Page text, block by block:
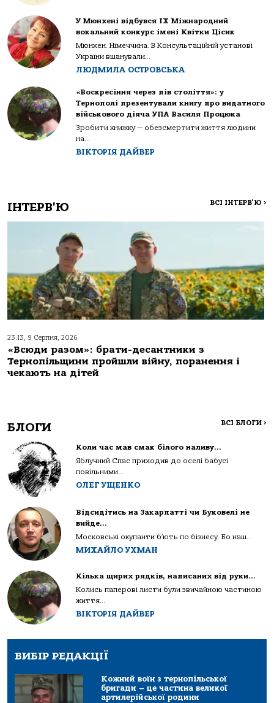
У Мюнхені відбувся IX Міжнародний
вокальний конкурс імені Квітки Цісик
Мюнхен. Німеччина. В Консультаційній установі
України вшанували...
ЛЮДМИЛА ОСТРОВСЬКА
«Воскресіння через пів століття»: у
Тернополі презентували книгу про видатного
військового діяча УПА Василя Процюка
Зробити книжку — обезсмертити життя людини
на...
ВІКТОРІЯ ДАЙВЕР
ІНТЕРВ'Ю ВСІ ІНТЕРВ'Ю >
23:13, 9 Серпня, 2026
«Всюди разом»: брати-десантники з
Тернопільщини пройшли війну, поранення і
чекають на дітей
БЛОГИ ВСІ БЛОГИ >
Коли час мав смак білого наливу…
Яблучний Спас приходив до оселі бабусі
повільними...
ОЛЕГ УЩЕНКО
Відсидітись на Закарпатті чи Буковелі не
вийде…
Московські окупанти б’ють по бізнесу. Бо наш...
МИХАЙЛО УХМАН
Кілька щирих рядків, написаних від руки…
Колись паперові листи були звичайною частиною
життя...
ВІКТОРІЯ ДАЙВЕР
ВИБІР РЕДАКЦІЇ
Кожний воїн з тернопільської
бригади – це частина великої
артилерійської родини